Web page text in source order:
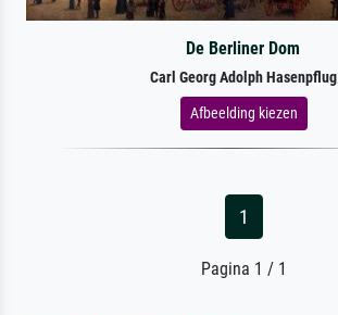
De Berliner Dom
Carl Georg Adolph Hasenpflug
Afbeelding kiezen
1
Pagina 1 / 1